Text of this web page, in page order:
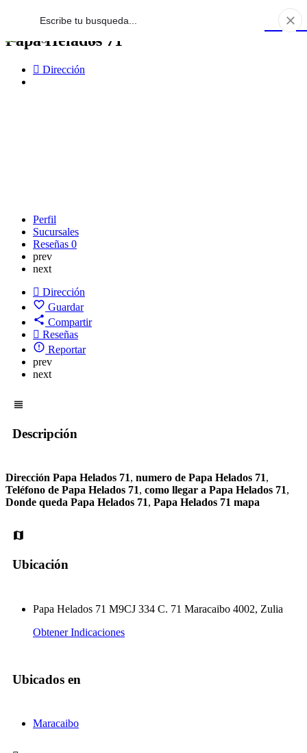
Papa Helados 71
Dirección
Perfil
Sucursales
Reseñas 0
prev
next
Dirección
Guardar
Compartir
Reseñas
Reportar
prev
next
Descripción
Dirección Papa Helados 71, numero de Papa Helados 71,
Teléfono de Papa Helados 71, como llegar a Papa Helados 71,
Donde queda Papa Helados 71, Papa Helados 71 mapa
Ubicación
Papa Helados 71 M9CJ 334 C. 71 Maracaibo 4002, Zulia
Obtener Indicaciones
Ubicados en
Maracaibo